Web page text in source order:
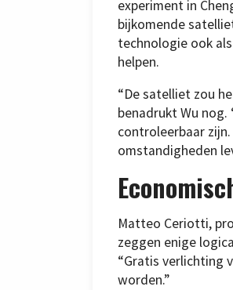
experiment in
bijkomende
technologie ook
helpen.
“De satelliet zou
benadrukt Wu
controleerbaar
omstandigheden
Matteo Ceriotti,
zeggen enige
“Gratis verlichting
worden.”